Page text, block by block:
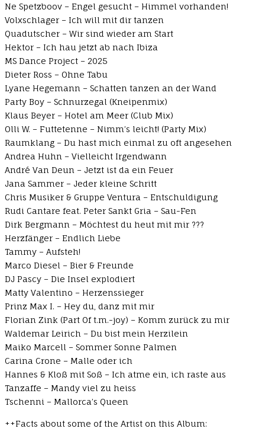
Ne Spetzboov – Engel gesucht – Himmel vorhanden!
Volxschlager – Ich will mit dir tanzen
Quadutscher – Wir sind wieder am Start
Hektor – Ich hau jetzt ab nach Ibiza
MS Dance Project – 2025
Dieter Ross – Ohne Tabu
Lyane Hegemann – Schatten tanzen an der Wand
Party Boy – Schnurzegal (Kneipenmix)
Klaus Beyer – Hotel am Meer (Club Mix)
Olli W. – Futtetenne – Nimm’s leicht! (Party Mix)
Raumklang – Du hast mich einmal zu oft angesehen
Andrea Huhn – Vielleicht Irgendwann
André Van Deun – Jetzt ist da ein Feuer
Jana Sammer – Jeder kleine Schritt
Chris Musiker & Gruppe Ventura – Entschuldigung
Rudi Cantare feat. Peter Sankt Gria – Sau-Fen
Dirk Bergmann – Möchtest du heut mit mir ???
Herzfänger – Endlich Liebe
Tammy – Aufsteh!
Marco Diesel – Bier & Freunde
DJ Pascy – Die Insel explodiert
Matty Valentino – Herzenssieger
Prinz Max I. – Hey du, danz mit mir
Florian Zink (Part Of t.m.-joy) – Komm zurück zu mir
Waldemar Leirich – Du bist mein Herzilein
Maiko Marcell – Sommer Sonne Palmen
Carina Crone – Malle oder ich
Hannes & Kloß mit Soß – Ich atme ein, ich raste aus
Tanzaffe – Mandy viel zu heiss
Tschenni – Mallorca’s Queen
++Facts about some of the Artist on this Album: